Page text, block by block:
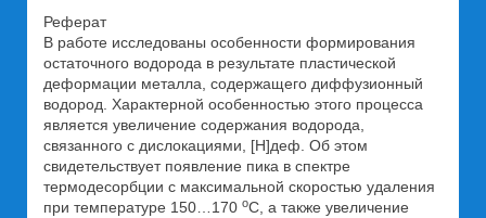
Реферат
В работе исследованы особенности формирования
остаточного водорода в результате пластической
деформации металла, содержащего диффузионный
водород. Характерной особенностью этого процесса
является увеличение содержания водорода,
связанного с дислокациями, [H]деф. Об этом
свидетельствует появление пика в спектре
термодесорбции с максимальной скоростью удаления
при температуре 150…170 оС, а также увеличение